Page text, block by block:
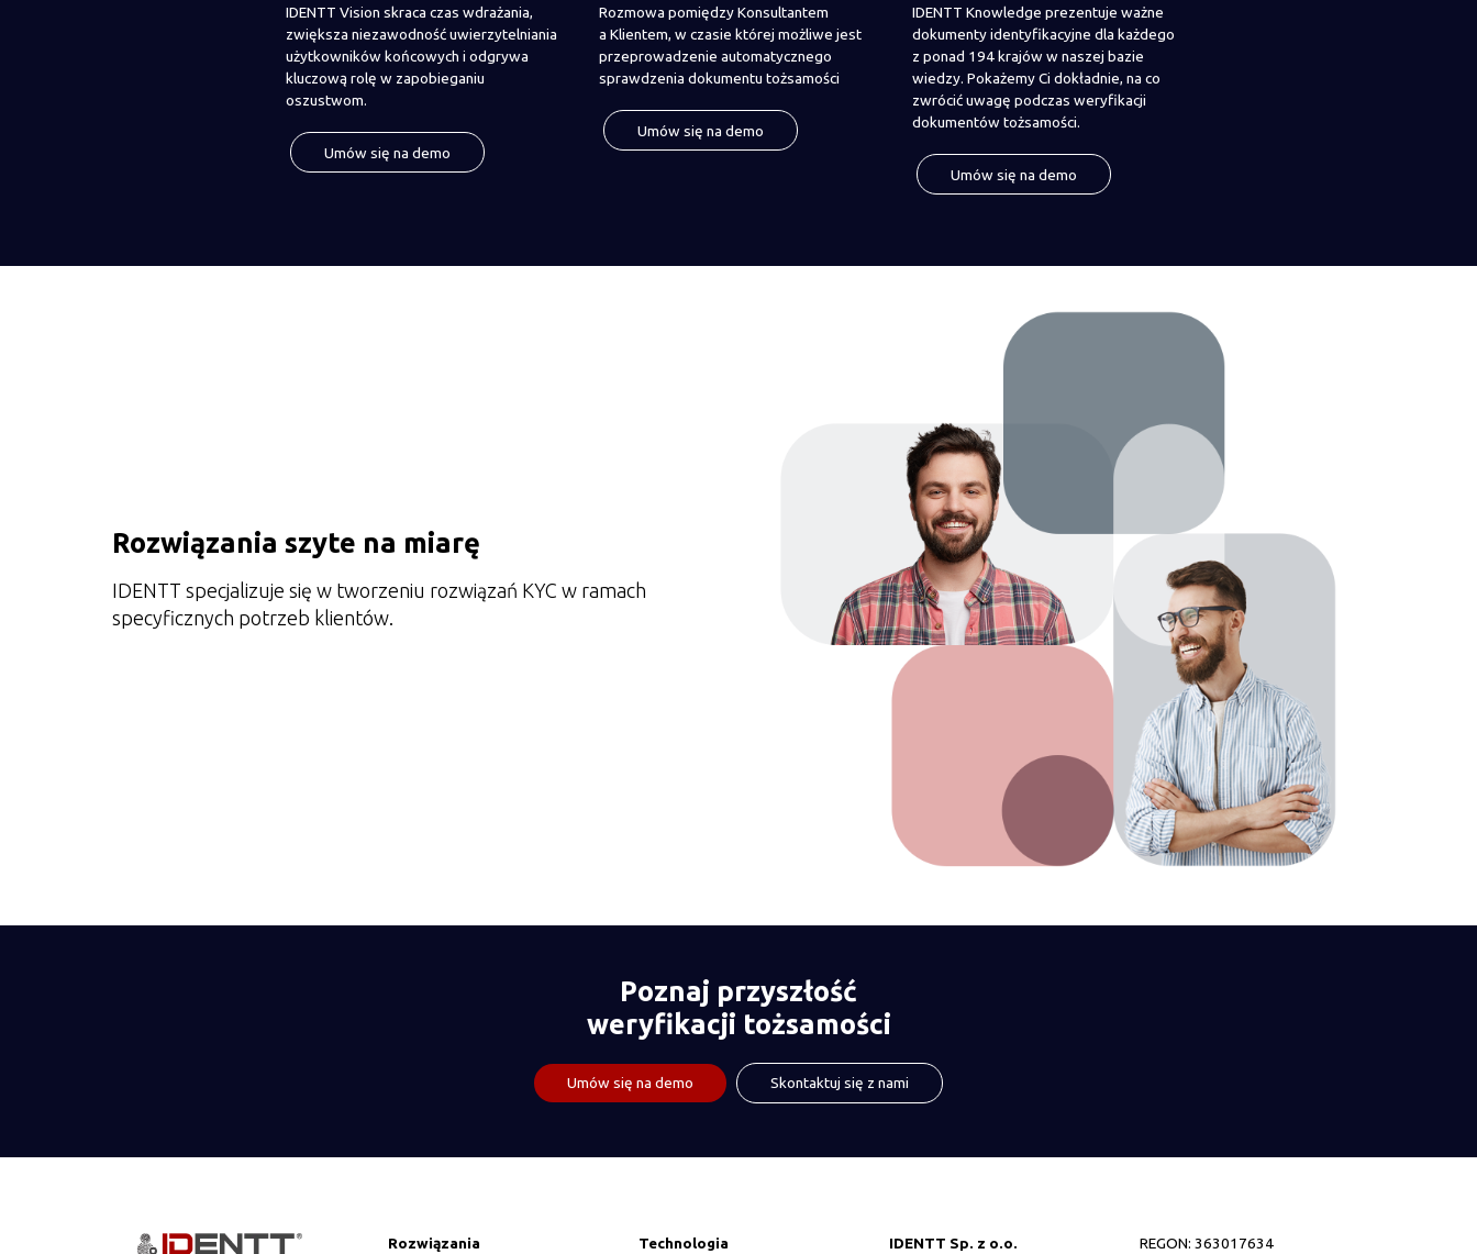
IDENTT Vision skraca czas wdrażania,
zwiększa niezawodność uwierzytelniania
użytkowników końcowych i odgrywa
kluczową rolę w zapobieganiu
oszustwom.
Umów się na demo
Rozmowa pomiędzy Konsultantem
a Klientem, w czasie której możliwe jest
przeprowadzenie automatycznego
sprawdzenia dokumentu tożsamości
Umów się na demo
IDENTT Knowledge prezentuje ważne
dokumenty identyfikacyjne dla każdego
z ponad 194 krajów w naszej bazie
wiedzy. Pokażemy Ci dokładnie, na co
zwrócić uwagę podczas weryfikacji
dokumentów tożsamości.
Umów się na demo
Rozwiązania szyte na miarę
IDENTT specjalizuje się w tworzeniu rozwiązań KYC w ramach
specyficznych potrzeb klientów.
Poznaj przyszłość
weryfikacji tożsamości
Umów się na demo Skontaktuj się z nami
Rozwiązania Technologia IDENTT Sp. z o.o. REGON: 363017634